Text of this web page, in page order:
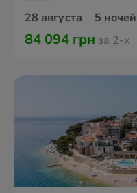
28 августа 5 ночей
84 094 грн за 2-х